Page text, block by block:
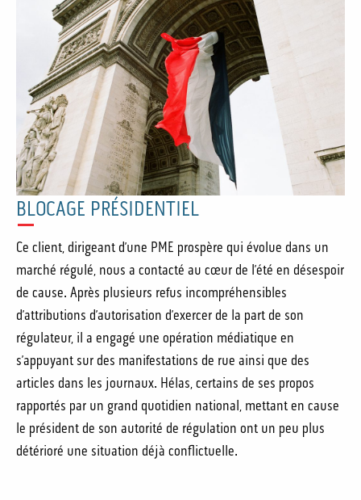
BLOCAGE PRÉSIDENTIEL
Ce client, dirigeant d’une PME prospère qui évolue dans un
marché régulé, nous a contacté au cœur de l’été en désespoir
de cause. Après plusieurs refus incompréhensibles
d’attributions d’autorisation d’exercer de la part de son
régulateur, il a engagé une opération médiatique en
s’appuyant sur des manifestations de rue ainsi que des
articles dans les journaux. Hélas, certains de ses propos
rapportés par un grand quotidien national, mettant en cause
le président de son autorité de régulation ont un peu plus
détérioré une situation déjà conflictuelle.